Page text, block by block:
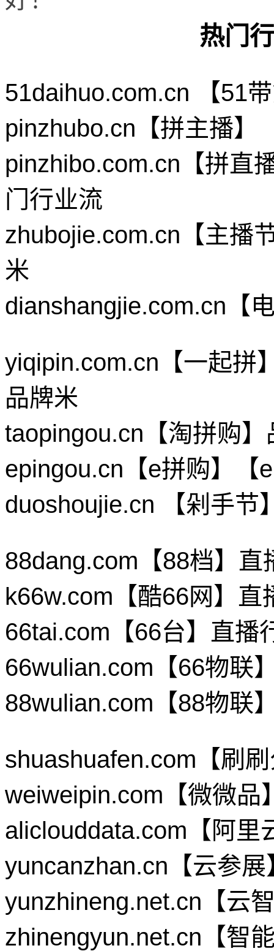
热门
51daihuo.com.cn 【51
pinzhubo.cn【拼主播】
pinzhibo.com.cn【拼直
门行业流
zhubojie.com.cn【主播
米
dianshangjie.com.cn【
yiqipin.com.cn【一起拼
品牌米
taopingou.cn【淘拼购
epingou.cn【e拼购】【
duoshoujie.cn 【剁手节
88dang.com【88档】
k66w.com【酷66网】
66tai.com【66台】直播
66wulian.com【66物联
88wulian.com【88物联
shuashuafen.com【刷
weiweipin.com【微微品
aliclouddata.com【阿里
yuncanzhan.cn【云参
yunzhineng.net.cn【云
zhinengyun.net.cn【智